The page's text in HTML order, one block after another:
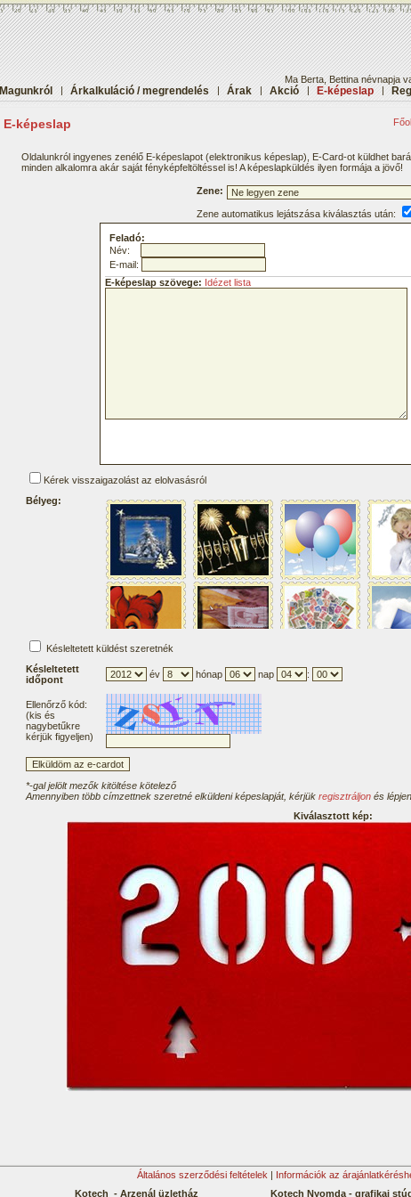
Ma Berta, Bettina névnapja
Magunkról | Árkalkuláció / megrendelés | Árak | Akció | E-képeslap |
E-képeslap
Oldalunkról ingyenes zenélő E-képeslapot (elektronikus képeslap), E-Card-ot küldhet
minden alkalomra akár saját fényképfeltöltéssel is! A képeslapküldés ilyen formája a jövő!
Zene:
Zene automatikus lejátszása kiválasztás után:
Feladó:
Név:
E-mail:
E-képeslap szövege: Idézet lista
Kérek visszaigazolást az elolvasásról
Bélyeg:
Késleltetett küldést szeretnék
Késleltetett
időpont
év hónap nap :
Ellenőrző kód:
(kis és
nagybetűkre
kérjük figyeljen)
*-gal jelölt mezők kitöltése kötelező
Amennyiben több címzettnek szeretné elküldeni képeslapját, kérjük regisztráljon és
Kiválasztott kép:
Általános szerződési feltételek | Információk az
Kotech - Arzenál üzletház
Kotech Nyomda - grafikai